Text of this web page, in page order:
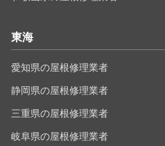
東海
愛知県の屋根修理業者
静岡県の屋根修理業者
三重県の屋根修理業者
岐阜県の屋根修理業者